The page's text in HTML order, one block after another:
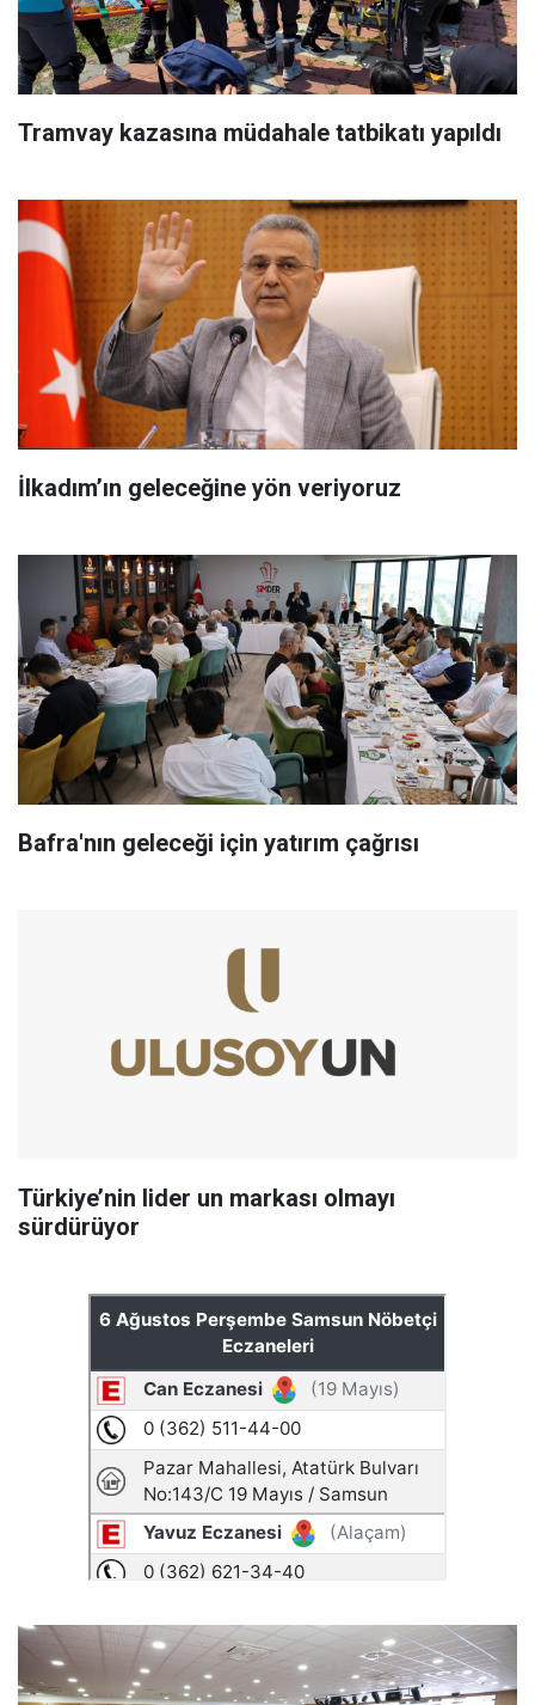
Tramvay kazasına müdahale tatbikatı yapıldı
İlkadım’ın geleceğine yön veriyoruz
Bafra'nın geleceği için yatırım çağrısı
Türkiye’nin lider un markası olmayı
sürdürüyor